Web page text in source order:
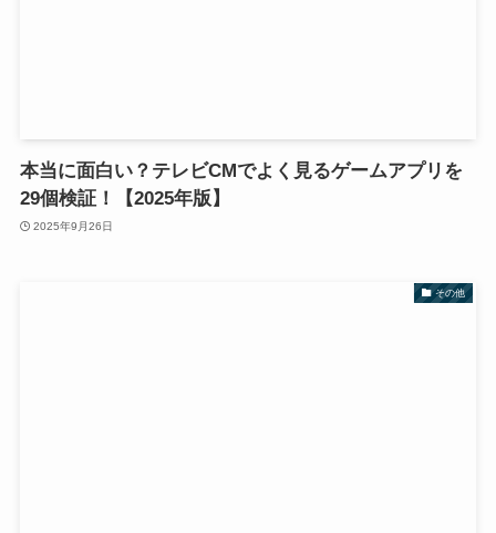
本当に面白い？テレビCMでよく見るゲームアプリを
29個検証！【2025年版】
2025年9月26日
その他